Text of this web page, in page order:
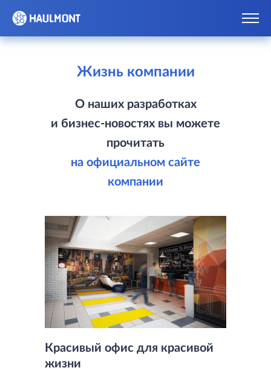
Жизнь компании
О наших разработках
и бизнес‑новостях вы можете
прочитать
на официальном сайте
компании
Красивый офис для красивой
жизни